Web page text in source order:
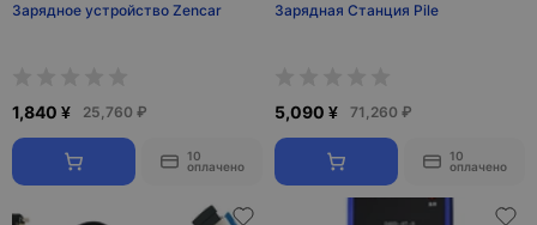
Зарядное устройство Zencar
1,840 ¥ 25,760 ₽
10
оплачено
Зарядная Станция Pile
5,090 ¥ 71,260 ₽
10
оплачено